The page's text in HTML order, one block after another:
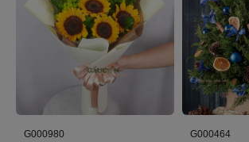
G000980 G000464